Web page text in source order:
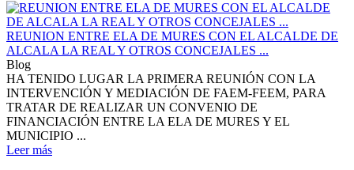
REUNION ENTRE ELA DE MURES CON EL ALCALDE DE
ALCALA LA REAL Y OTROS CONCEJALES ...
Blog
HA TENIDO LUGAR LA PRIMERA REUNIÓN CON LA
INTERVENCIÓN Y MEDIACIÓN DE FAEM-FEEM, PARA
TRATAR DE REALIZAR UN CONVENIO DE
FINANCIACIÓN ENTRE LA ELA DE MURES Y EL
MUNICIPIO ...
Leer más